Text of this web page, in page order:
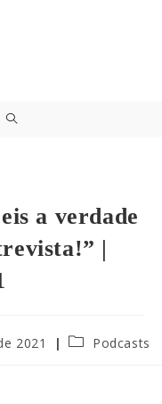
a verdade
|
2021 Podcasts